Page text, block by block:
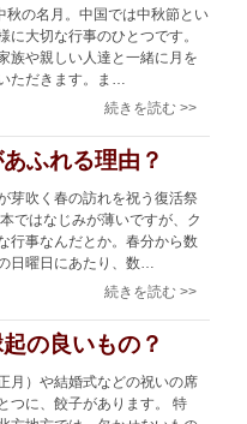
秋の名月。中国では中秋節とい
に大切な行事のひとつです。
族や親しい人達と一緒に月を
ただきます。ま…
続きを読む >>
ふれる理由？
芽吹く春の訪れを祝う復活祭
ではなじみが薄いですが、ク
行事なんだとか。春分から数
日曜日にあたり、数…
続きを読む >>
の良いもの？
月）や結婚式などの祝いの席
つに、餃子があります。 特